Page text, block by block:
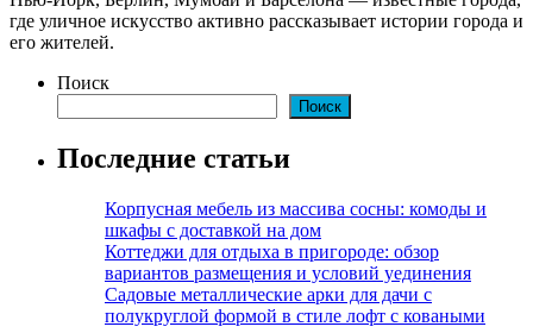
где уличное искусство активно рассказывает истории города и
его жителей.
Поиск
Поиск
Последние статьи
Корпусная мебель из массива сосны: комоды и
шкафы с доставкой на дом
Коттеджи для отдыха в пригороде: обзор
вариантов размещения и условий уединения
Садовые металлические арки для дачи с
полукруглой формой в стиле лофт с коваными